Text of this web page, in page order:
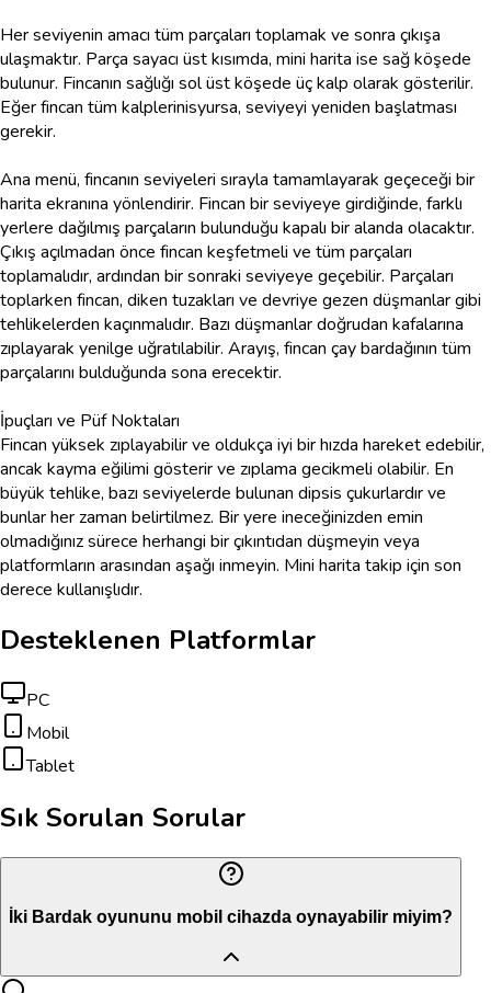
Her seviyenin amacı tüm parçaları toplamak ve sonra çıkışa
ulaşmaktır. Parça sayacı üst kısımda, mini harita ise sağ köşede
bulunur. Fincanın sağlığı sol üst köşede üç kalp olarak gösterilir.
Eğer fincan tüm kalplerinisyursa, seviyeyi yeniden başlatması
gerekir.
Ana menü, fincanın seviyeleri sırayla tamamlayarak geçeceği bir
harita ekranına yönlendirir. Fincan bir seviyeye girdiğinde, farklı
yerlere dağılmış parçaların bulunduğu kapalı bir alanda olacaktır.
Çıkış açılmadan önce fincan keşfetmeli ve tüm parçaları
toplamalıdır, ardından bir sonraki seviyeye geçebilir. Parçaları
toplarken fincan, diken tuzakları ve devriye gezen düşmanlar gibi
tehlikelerden kaçınmalıdır. Bazı düşmanlar doğrudan kafalarına
zıplayarak yenilge uğratılabilir. Arayış, fincan çay bardağının tüm
parçalarını bulduğunda sona erecektir.
İpuçları ve Püf Noktaları
Fincan yüksek zıplayabilir ve oldukça iyi bir hızda hareket edebilir,
ancak kayma eğilimi gösterir ve zıplama gecikmeli olabilir. En
büyük tehlike, bazı seviyelerde bulunan dipsis çukurlardır ve
bunlar her zaman belirtilmez. Bir yere ineceğinizden emin
olmadığınız sürece herhangi bir çıkıntıdan düşmeyin veya
platformların arasından aşağı inmeyin. Mini harita takip için son
derece kullanışlıdır.
Desteklenen Platformlar
PC
Mobil
Tablet
Sık Sorulan Sorular
İki Bardak oyununu mobil cihazda oynayabilir miyim?